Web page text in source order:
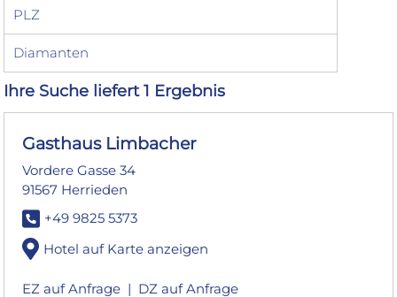
PLZ
Diamanten
Ihre Suche liefert 1 Ergebnis
Gasthaus Limbacher
Vordere Gasse 34
91567 Herrieden
+49 9825 5373
Hotel auf Karte anzeigen
EZ auf Anfrage | DZ auf Anfrage